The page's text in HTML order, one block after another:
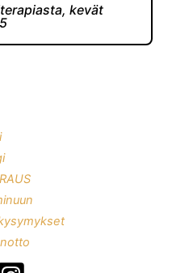
kevät